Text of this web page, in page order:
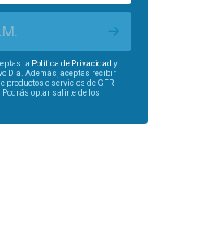
la Política de Privacidad y
Día. Además, aceptas recibir
productos o servicios de GFR
optar salirte de los